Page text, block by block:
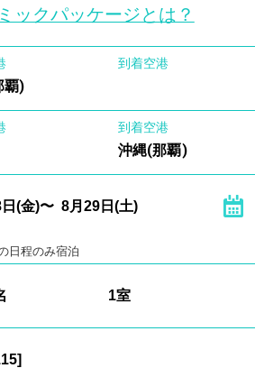
ックパッケージとは？
覇)
到着空港
到着空港
沖縄(那覇)
日程のみ宿泊